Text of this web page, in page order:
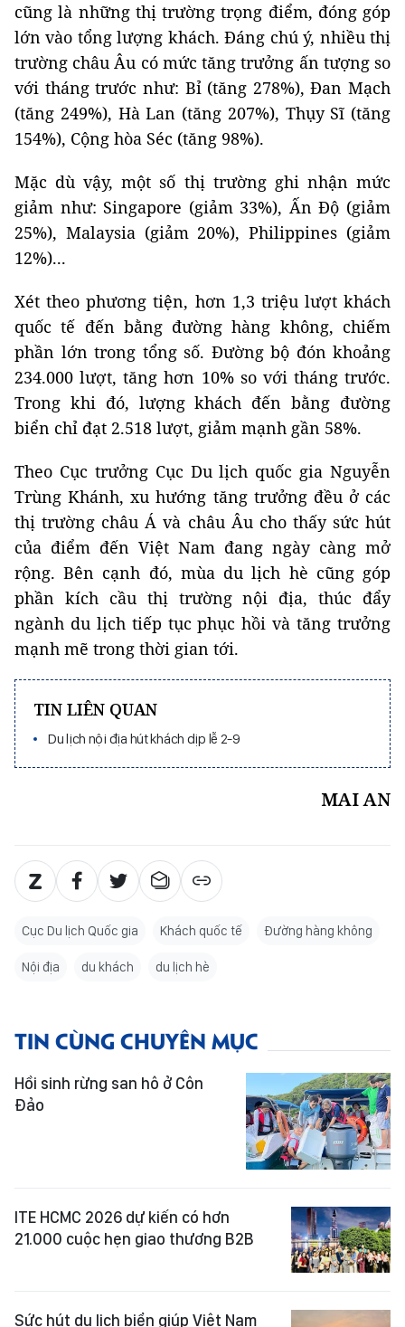
cũng là những thị trường trọng điểm, đóng góp
lớn vào tổng lượng khách. Đáng chú ý, nhiều thị
trường châu Âu có mức tăng trưởng ấn tượng so
với tháng trước như: Bỉ (tăng 278%), Đan Mạch
(tăng 249%), Hà Lan (tăng 207%), Thụy Sĩ (tăng
154%), Cộng hòa Séc (tăng 98%).
Mặc dù vậy, một số thị trường ghi nhận mức
giảm như: Singapore (giảm 33%), Ấn Độ (giảm
25%), Malaysia (giảm 20%), Philippines (giảm
12%)...
Xét theo phương tiện, hơn 1,3 triệu lượt khách
quốc tế đến bằng đường hàng không, chiếm
phần lớn trong tổng số. Đường bộ đón khoảng
234.000 lượt, tăng hơn 10% so với tháng trước.
Trong khi đó, lượng khách đến bằng đường
biển chỉ đạt 2.518 lượt, giảm mạnh gần 58%.
Theo Cục trưởng Cục Du lịch quốc gia Nguyễn
Trùng Khánh, xu hướng tăng trưởng đều ở các
thị trường châu Á và châu Âu cho thấy sức hút
của điểm đến Việt Nam đang ngày càng mở
rộng. Bên cạnh đó, mùa du lịch hè cũng góp
phần kích cầu thị trường nội địa, thúc đẩy
ngành du lịch tiếp tục phục hồi và tăng trưởng
mạnh mẽ trong thời gian tới.
TIN LIÊN QUAN
Du lịch nội địa hút khách dịp lễ 2-9
MAI AN
Cục Du lịch Quốc gia Khách quốc tế Đường hàng không
Nội địa du khách du lịch hè
TIN CÙNG CHUYÊN MỤC
Hồi sinh rừng san hô ở Côn
Đảo
ITE HCMC 2026 dự kiến có hơn
21.000 cuộc hẹn giao thương B2B
Sức hút du lịch biển giúp Việt Nam